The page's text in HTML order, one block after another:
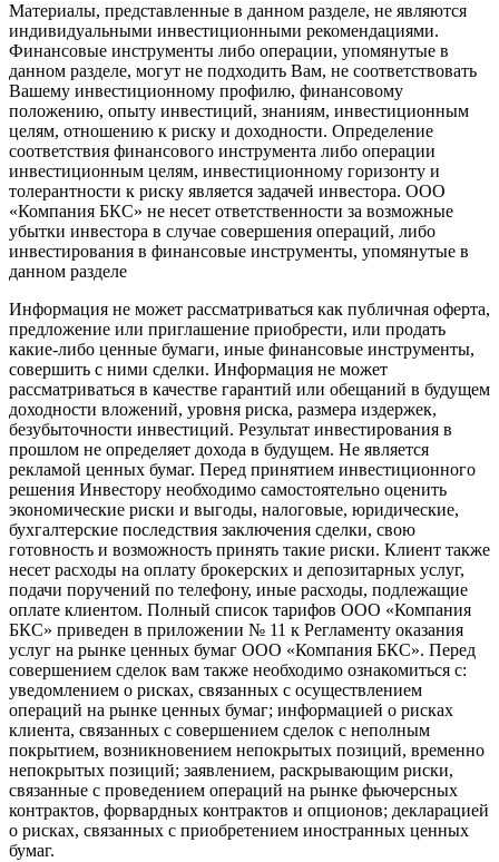
Материалы, представленные в данном разделе, не являются
индивидуальными инвестиционными рекомендациями.
Финансовые инструменты либо операции, упомянутые в
данном разделе, могут не подходить Вам, не соответствовать
Вашему инвестиционному профилю, финансовому
положению, опыту инвестиций, знаниям, инвестиционным
целям, отношению к риску и доходности. Определение
соответствия финансового инструмента либо операции
инвестиционным целям, инвестиционному горизонту и
толерантности к риску является задачей инвестора. ООО
«Компания БКС» не несет ответственности за возможные
убытки инвестора в случае совершения операций, либо
инвестирования в финансовые инструменты, упомянутые в
данном разделе
Информация не может рассматриваться как публичная оферта,
предложение или приглашение приобрести, или продать
какие-либо ценные бумаги, иные финансовые инструменты,
совершить с ними сделки. Информация не может
рассматриваться в качестве гарантий или обещаний в будущем
доходности вложений, уровня риска, размера издержек,
безубыточности инвестиций. Результат инвестирования в
прошлом не определяет дохода в будущем. Не является
рекламой ценных бумаг. Перед принятием инвестиционного
решения Инвестору необходимо самостоятельно оценить
экономические риски и выгоды, налоговые, юридические,
бухгалтерские последствия заключения сделки, свою
готовность и возможность принять такие риски. Клиент также
несет расходы на оплату брокерских и депозитарных услуг,
подачи поручений по телефону, иные расходы, подлежащие
оплате клиентом. Полный список тарифов ООО «Компания
БКС» приведен в приложении № 11 к Регламенту оказания
услуг на рынке ценных бумаг ООО «Компания БКС». Перед
совершением сделок вам также необходимо ознакомиться с:
уведомлением о рисках, связанных с осуществлением
операций на рынке ценных бумаг; информацией о рисках
клиента, связанных с совершением сделок с неполным
покрытием, возникновением непокрытых позиций, временно
непокрытых позиций; заявлением, раскрывающим риски,
связанные с проведением операций на рынке фьючерсных
контрактов, форвардных контрактов и опционов; декларацией
о рисках, связанных с приобретением иностранных ценных
бумаг.